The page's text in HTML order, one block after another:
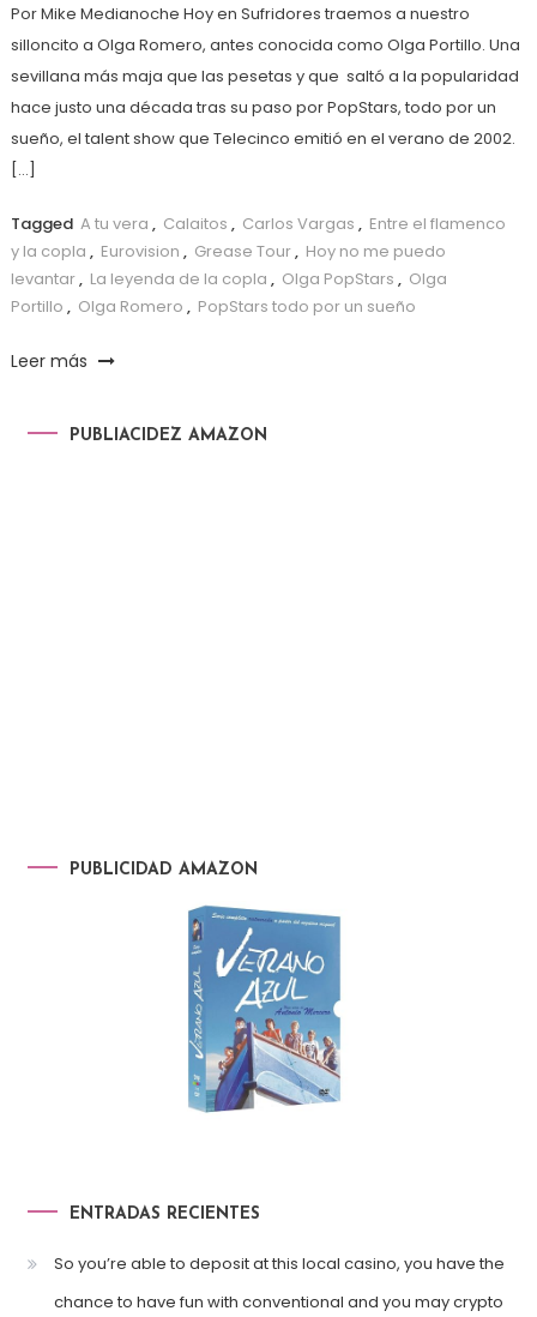
Por Mike Medianoche Hoy en Sufridores traemos a nuestro
silloncito a Olga Romero, antes conocida como Olga Portillo. Una
sevillana más maja que las pesetas y que saltó a la popularidad
hace justo una década tras su paso por PopStars, todo por un
sueño, el talent show que Telecinco emitió en el verano de 2002.
[…]
Tagged A tu vera , Calaitos , Carlos Vargas , Entre el flamenco
y la copla , Eurovision , Grease Tour, Hoy no me puedo
levantar, La leyenda de la copla , Olga PopStars , Olga
Portillo , Olga Romero , PopStars todo por un sueño
Leer más
PUBLIACIDEZ AMAZON
PUBLICIDAD AMAZON
ENTRADAS RECIENTES
So you’re able to deposit at this local casino, you have the
chance to have fun with conventional and you may crypto